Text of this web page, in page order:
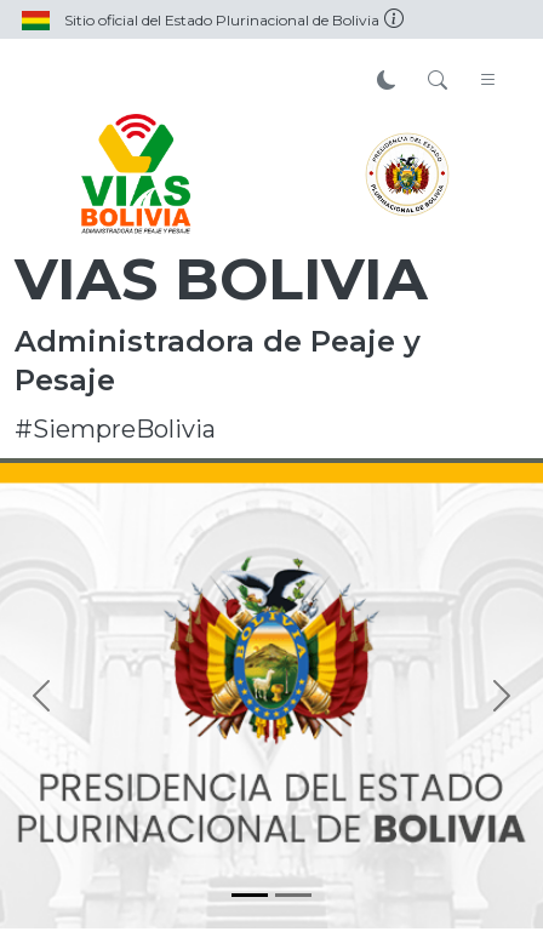
Sitio oficial del Estado Plurinacional de Bolivia
VIAS BOLIVIA
Administradora de Peaje y
Pesaje
#SiempreBolivia